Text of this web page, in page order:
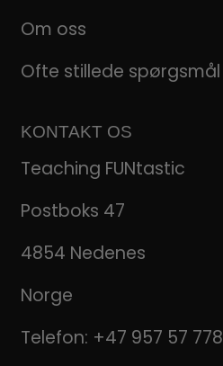
Om oss
Ofte stillede spørgsmål
KONTAKT OS
Teaching FUNtastic
Postboks 47
4854 Nedenes
Norge
Telefon: +47 957 57 778